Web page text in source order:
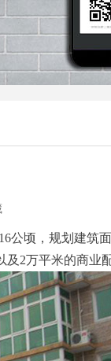
公顷，规划建筑
2万平米的商业配